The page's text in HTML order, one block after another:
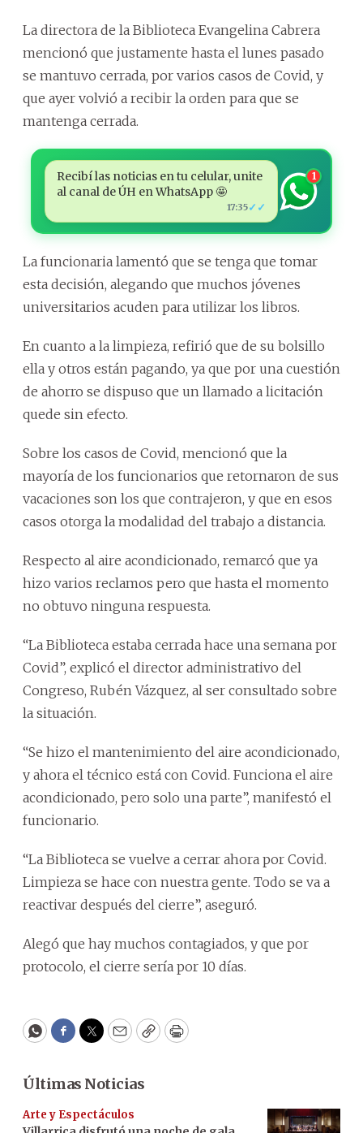
La directora de la Biblioteca Evangelina Cabrera
mencionó que justamente hasta el lunes pasado
se mantuvo cerrada, por varios casos de Covid, y
que ayer volvió a recibir la orden para que se
mantenga cerrada.
Recibí las noticias en tu celular, unite
al canal de ÚH en WhatsApp 🤩
17:35✓✓
1
La funcionaria lamentó que se tenga que tomar
esta decisión, alegando que muchos jóvenes
universitarios acuden para utilizar los libros.
En cuanto a la limpieza, refirió que de su bolsillo
ella y otros están pagando, ya que por una cuestión
de ahorro se dispuso que un llamado a licitación
quede sin efecto.
Sobre los casos de Covid, mencionó que la
mayoría de los funcionarios que retornaron de sus
vacaciones son los que contrajeron, y que en esos
casos otorga la modalidad del trabajo a distancia.
Respecto al aire acondicionado, remarcó que ya
hizo varios reclamos pero que hasta el momento
no obtuvo ninguna respuesta.
“La Biblioteca estaba cerrada hace una semana por
Covid”, explicó el director administrativo del
Congreso, Rubén Vázquez, al ser consultado sobre
la situación.
“Se hizo el mantenimiento del aire acondicionado,
y ahora el técnico está con Covid. Funciona el aire
acondicionado, pero solo una parte”, manifestó el
funcionario.
“La Biblioteca se vuelve a cerrar ahora por Covid.
Limpieza se hace con nuestra gente. Todo se va a
reactivar después del cierre”, aseguró.
Alegó que hay muchos contagiados, y que por
protocolo, el cierre sería por 10 días.
WhatsApp
Facebook
Twitter
EmailCopyPrint
Últimas Noticias
Arte y Espectáculos